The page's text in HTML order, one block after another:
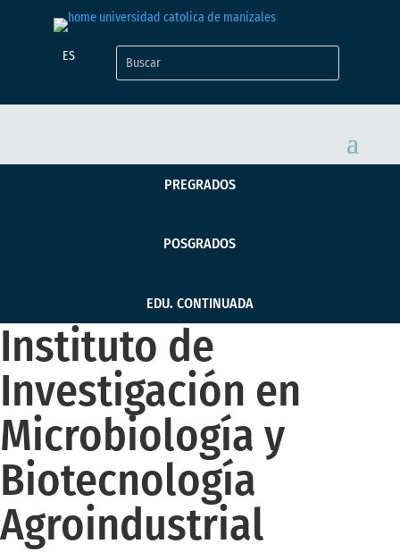
ES
PREGRADOS
POSGRADOS
EDU. CONTINUADA
Instituto de
Investigación en
Microbiología y
Biotecnología
Agroindustrial